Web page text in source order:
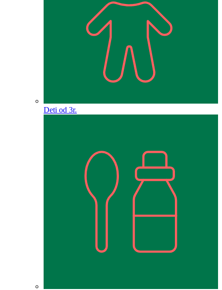
Deti od 3r.